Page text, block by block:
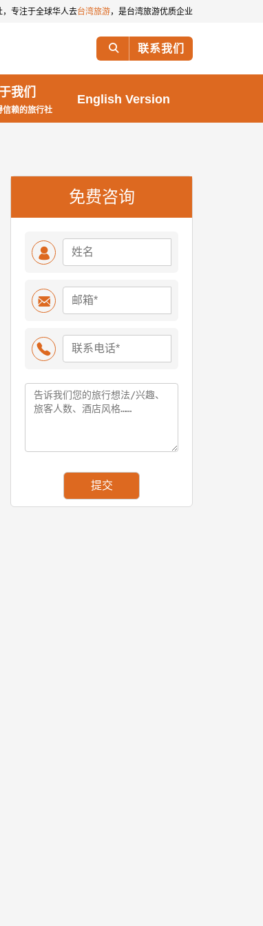
专注于全球华人去台湾旅游，是台湾旅游优质企业
 联系我们
我们
信赖的旅行社
English Version
免费咨询

